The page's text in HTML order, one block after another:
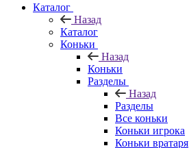
Каталог
Назад
Каталог
Коньки
Назад
Коньки
Разделы
Назад
Разделы
Все коньки
Коньки игрока
Коньки вратаря